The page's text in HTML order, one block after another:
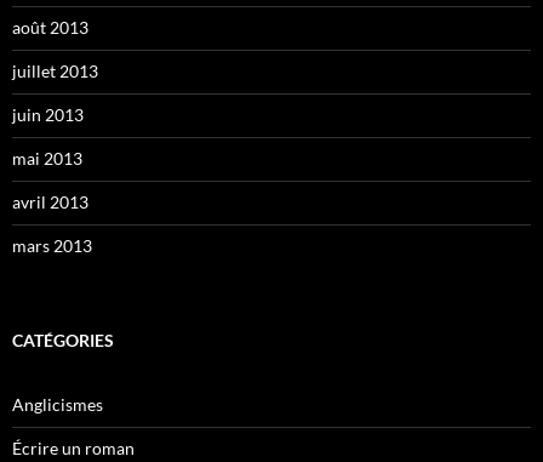
août 2013
juillet 2013
juin 2013
mai 2013
avril 2013
mars 2013
CATÉGORIES
Anglicismes
Écrire un roman